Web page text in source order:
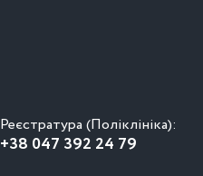
Реєстратура (Поліклініка):
+38 047 392 24 79